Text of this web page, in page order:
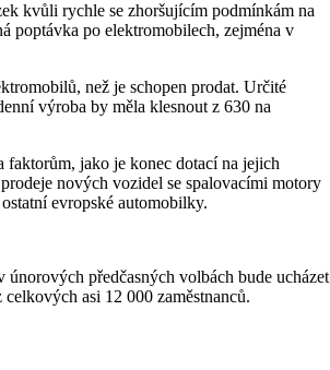
kvůli rychle se zhoršujícím podmínkám na
poptávka po elektromobilech, zejména v
výroba by měla klesnout z 630 na
nových vozidel se spalovacími motory
evropské automobilky.
předčasných volbách bude ucházet
asi 12 000 zaměstnanců.